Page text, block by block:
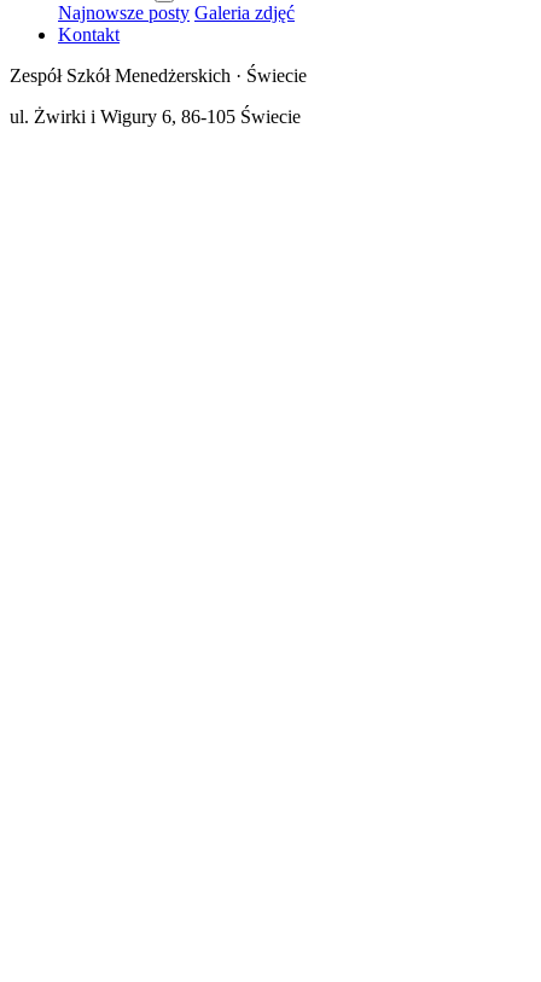
Najnowsze posty Galeria zdjęć
Kontakt
Zespół Szkół Menedżerskich · Świecie
ul. Żwirki i Wigury 6, 86-105 Świecie